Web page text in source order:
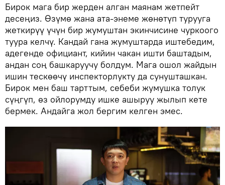
Бирок мага бир жерден алган маянам жетпейт
десеңиз. Өзүмө жана ата-энеме жөнөтүп турууга
жеткирүү үчүн бир жумуштан экинчисине чуркоого
туура келчү. Кандай гана жумуштарда иштебедим,
адегенде официант, кийин чакан ишти баштадым,
андан соң башкаруучу болдум. Мага ошол жайдын
ишин тескөөчү инспекторлукту да сунушташкан.
Бирок мен баш тарттым, себеби жумушка толук
сүңгүп, өз ойлорумду ишке ашыруу жылып кете
бермек. Андайга жол бергим келген эмес.